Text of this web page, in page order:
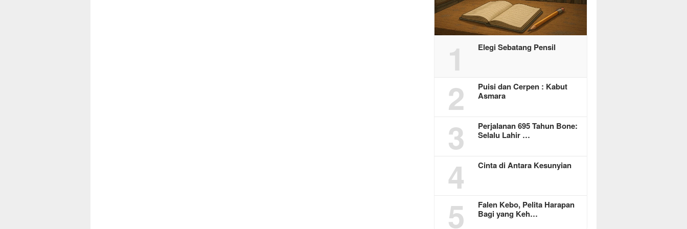
1 Elegi Sebatang Pensil
2
Puisi dan Cerpen : Kabut
Asmara
3
Perjalanan 695 Tahun Bone:
Selalu Lahir …
4 Cinta di Antara Kesunyian
5
Falen Kebo, Pelita Harapan
Bagi yang Keh…